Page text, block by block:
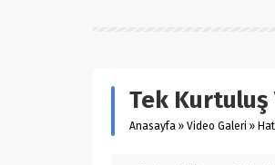
Tek Kurtuluş
Anasayfa » Video Galeri »